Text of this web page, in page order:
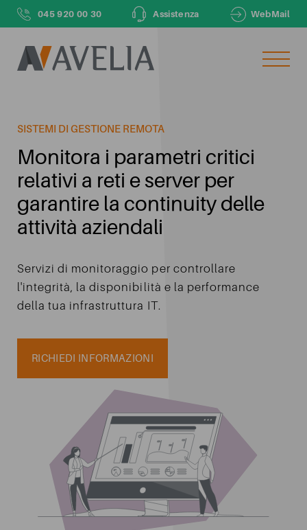
045 920 00 30 Assistenza WebMail
SISTEMI DI GESTIONE REMOTA
Monitora i parametri critici
relativi a reti e server per
garantire la continuity delle
attività aziendali
Servizi di monitoraggio per controllare
l'integrità, la disponibilità e la performance
della tua infrastruttura IT.
RICHIEDI INFORMAZIONI
LASCIACI IL TUO NUMERO DI TELEFONO
Il tuo numero di telefono
Il tuo nome
Inviando dichiaro di aver letto e compreso le finalità e
le modalità deltrattamento dei dati personaliivi descritte
INVIA